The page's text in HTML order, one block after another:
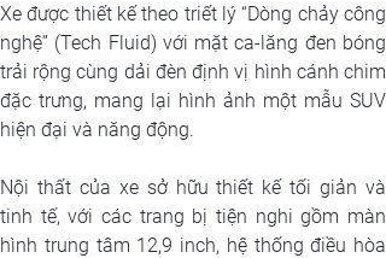
Xe được thiết kế theo triết lý “Dòng chảy công
nghệ” (Tech Fluid) với mặt ca-lăng đen bóng
trải rộng cùng dải đèn định vị hình cánh chim
đặc trưng, mang lại hình ảnh một mẫu SUV
hiện đại và năng động.
Nội thất của xe sở hữu thiết kế tối giản và
tinh tế, với các trang bị tiện nghi gồm màn
hình trung tâm 12,9 inch, hệ thống điều hòa